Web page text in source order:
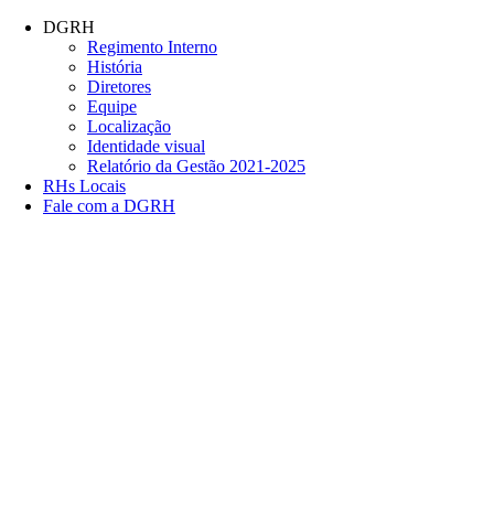
Conteúdo principal
DGRH
Regimento Interno
História
Diretores
Equipe
Localização
Identidade visual
Relatório da Gestão 2021-2025
RHs Locais
Fale com a DGRH